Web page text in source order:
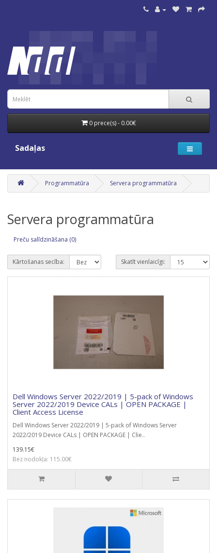
0 prece(s) - 0.00€
Sadaļas
Programmatūra Servera programmatūra
Servera programmatūra
Preču salīdzināšana (0)
Kārtošanas secība: Skatīt vienlaicīgi:
Dell Windows Server 2022/2019 | 5-pack of Windows
Server 2022/2019 Device CALs | OPEN PACKAGE |
Client Access License
Dell Windows Server 2022/2019 | 5-pack of Windows Server
2022/2019 Device CALs | OPEN PACKAGE | Clie..
139.15€
Bez nodokļa: 115.00€